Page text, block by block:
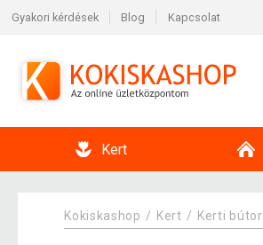
Gyakori kérdések Blog Kapcsolat
Kert
Kokiskashop Kert Kerti bútor